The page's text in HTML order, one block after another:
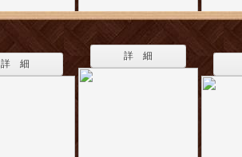
詳 細
詳 細